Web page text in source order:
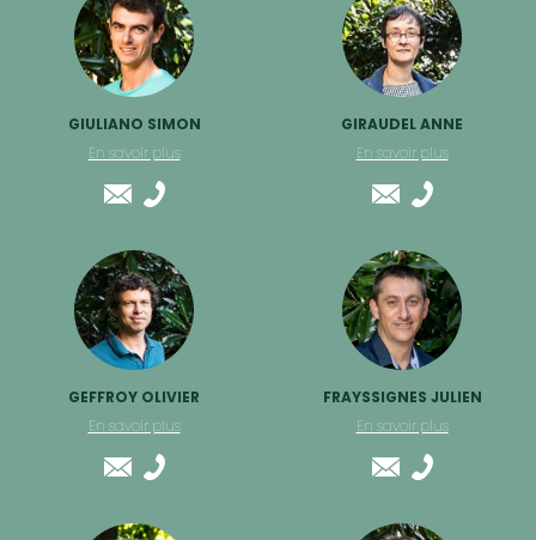
GIULIANO SIMON
En savoir plus
GIRAUDEL ANNE
En savoir plus
GEFFROY OLIVIER
En savoir plus
FRAYSSIGNES JULIEN
En savoir plus